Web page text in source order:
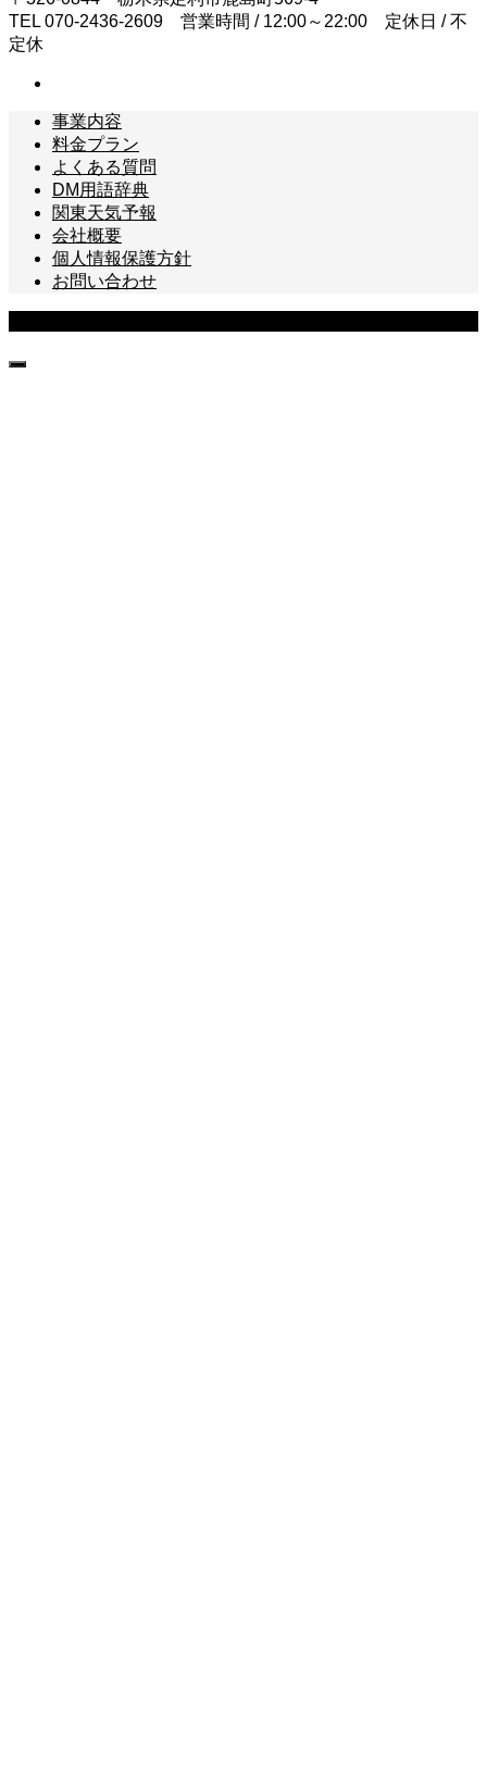
TEL 070-2436-2609 営業時間 / 12:00～22:00 定休日 / 不
定休
事業内容
料金プラン
よくある質問
DM用語辞典
関東天気予報
会社概要
個人情報保護方針
お問い合わせ